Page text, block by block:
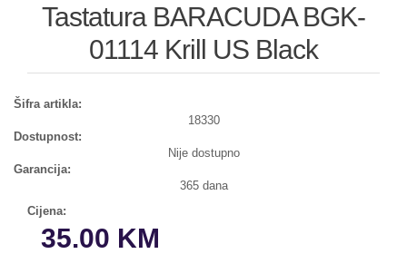
Tastatura BARACUDA BGK-
01114 Krill US Black
Šifra artikla:
18330
Dostupnost:
Nije dostupno
Garancija:
365 dana
Cijena:
35.00 KM